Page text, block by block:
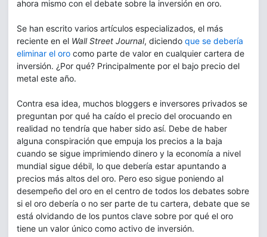
ahora mismo con el debate sobre la inversión en oro.
Se han escrito varios artículos especializados, el más
reciente en el Wall Street Journal, diciendo que se debería
eliminar el oro como parte de valor en cualquier cartera de
inversión. ¿Por qué? Principalmente por el bajo precio del
metal este año.
Contra esa idea, muchos bloggers e inversores privados se
preguntan por qué ha caído el precio del orocuando en
realidad no tendría que haber sido así. Debe de haber
alguna conspiración que empuja los precios a la baja
cuando se sigue imprimiendo dinero y la economía a nivel
mundial sigue débil, lo que debería estar apuntando a
precios más altos del oro. Pero eso sigue poniendo al
desempeño del oro en el centro de todos los debates sobre
si el oro debería o no ser parte de tu cartera, debate que se
está olvidando de los puntos clave sobre por qué el oro
tiene un valor único como activo de inversión.